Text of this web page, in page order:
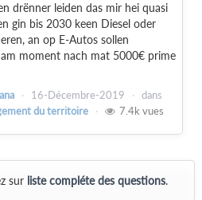
drënner leiden das mir hei quasi
gin bis 2030 keen Diesel oder
an op E-Autos sollen
moment nach mat 5000€ prime
16-Décembre-2019
dans
du territoire
7.4k vues
sur liste compléte des questions.